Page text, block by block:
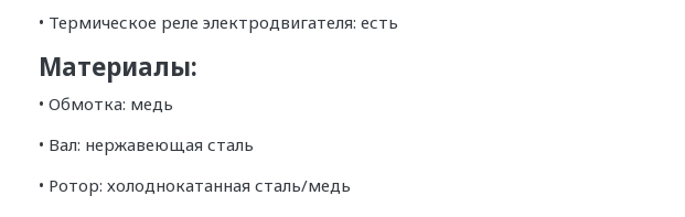
• Термическое реле электродвигателя: есть
Материалы:
• Обмотка: медь
• Вал: нержавеющая сталь
• Ротор: холоднокатанная сталь/медь